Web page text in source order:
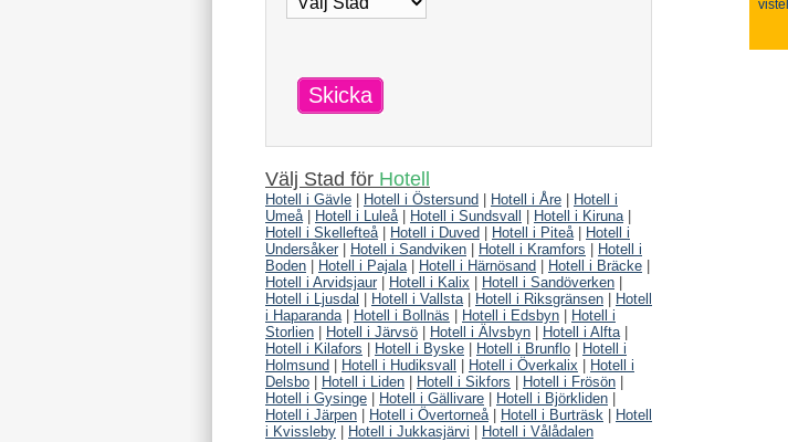
Skicka
Välj Stad för Hotell
Hotell i Gävle Hotell i Östersund Hotell i Åre
Hotell i
Umeå| Hotell i Luleå| Hotell i Sundsvall Hotell i Kiruna|
Hotell i Skellefteå| Hotell i Duved Hotell i Piteå|
Hotell i
Undersåker
Hotell i Sandviken Hotell i Kramfors
Hotell i
Boden
Hotell i Pajala| Hotell i Härnösand Hotell i Bräcke
Hotell i Arvidsjaur
Hotell i Kalix Hotell i Sandöverken
Hotell i Ljusdal
Hotell i Vallsta| Hotell i Riksgränsen
Hotell
i Haparanda| Hotell i Bollnäs Hotell i Edsbyn
Hotell i
Storlien
Hotell i Järvsö Hotell i Älvsbyn Hotell i Alfta|
Hotell i Kilafors
Hotell i Byske Hotell i Brunflo
Hotell i
Holmsund
Hotell i Hudiksvall Hotell i Överkalix
Hotell i
Delsbo
Hotell i Liden Hotell i Sikfors Hotell i Frösön
Hotell i Gysinge
Hotell i Gällivare Hotell i Björkliden
Hotell i Järpen
Hotell i Övertorneå| Hotell i Burträsk
Hotell
i Kvissleby
Hotell i Jukkasjärvi Hotell i Vålådalen